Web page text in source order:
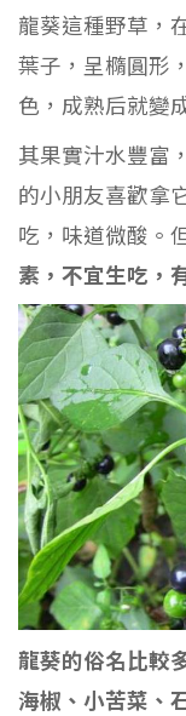
龍葵這種野草，
葉子，呈橢圓形
色，成熟后就變
其果實汁水豐富
的小朋友喜歡拿
吃，味道微酸。
素，不宜生吃，
龍葵的俗名比較
海椒、小苦菜、